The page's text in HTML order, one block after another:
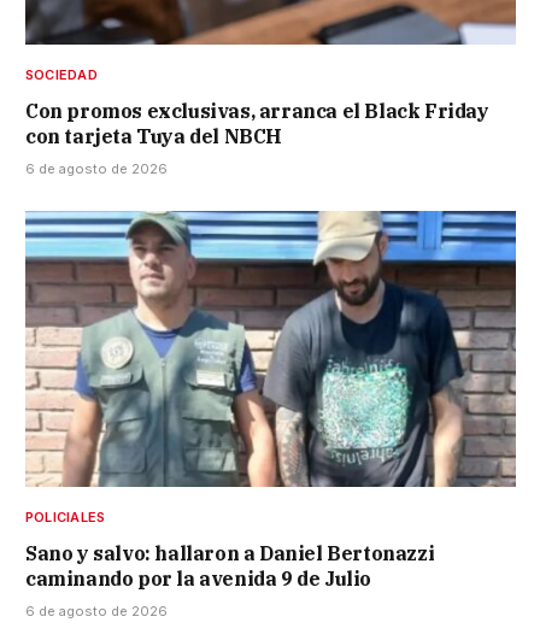
SOCIEDAD
Con promos exclusivas, arranca el Black Friday
con tarjeta Tuya del NBCH
6 de agosto de 2026
POLICIALES
Sano y salvo: hallaron a Daniel Bertonazzi
caminando por la avenida 9 de Julio
6 de agosto de 2026